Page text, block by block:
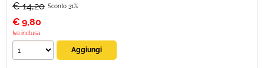
€ 14,20 Sconto 31%
€ 9,80
Iva inclusa